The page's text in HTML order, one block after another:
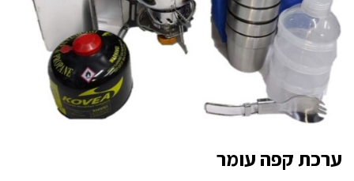
ערכת קפה עומר